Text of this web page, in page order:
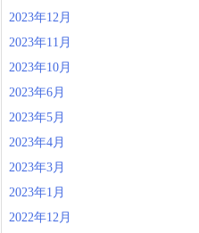
2023年12月
2023年11月
2023年10月
2023年6月
2023年5月
2023年4月
2023年3月
2023年1月
2022年12月